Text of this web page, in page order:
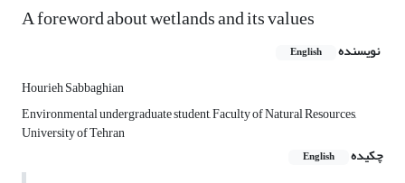
A foreword about wetlands and its values
نویسنده English
Hourieh Sabbaghian
Environmental undergraduate student, Faculty of Natural Resources,
University of Tehran
چکیده
English